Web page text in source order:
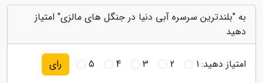
به "بلندترین سرسره آبی دنیا در جنگل های مالزی" امتیاز
دهید
امتیاز دهید:1
2
3
4
5 رای